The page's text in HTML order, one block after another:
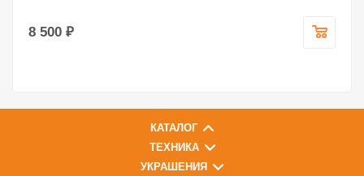
8 500 ₽
КАТАЛОГ
ТЕХНИКА
УКРАШЕНИЯ